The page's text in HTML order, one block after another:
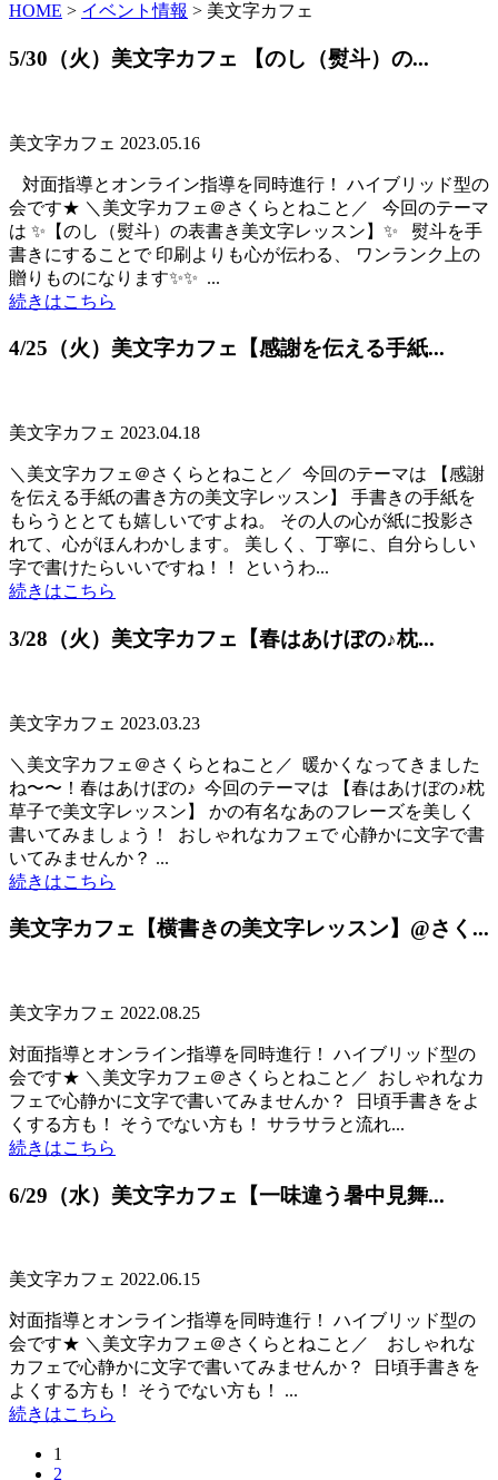
HOME > イベント情報 > 美文字カフェ
5/30（火）美文字カフェ 【のし（熨斗）の...
美文字カフェ 2023.05.16
⁡ ⁡ ⁡ 対面指導とオンライン指導を同時進行！ ハイブリッド型の
会です★ ＼美文字カフェ＠さくらとねこと／ ⁡ ⁡ 今回のテーマ
は ✨【のし（熨斗）の表書き美文字レッスン】✨ ⁡ ⁡ 熨斗を手
書きにすることで 印刷よりも心が伝わる、 ワンランク上の
贈りものになります✨✨ ⁡ ㅤㅤㅤㅤㅤㅤㅤㅤㅤㅤㅤ...
続きはこちら
4/25（火）美文字カフェ【感謝を伝える手紙...
美文字カフェ 2023.04.18
＼美文字カフェ＠さくらとねこと／ ⁡ 今回のテーマは 【感謝
を伝える手紙の書き方の美文字レッスン】 手書きの手紙を
もらうととても嬉しいですよね。 その人の心が紙に投影さ
れて、心がほんわかします。 美しく、丁寧に、自分らしい
字で書けたらいいですね！！ㅤㅤㅤㅤㅤㅤㅤㅤㅤㅤㅤㅤㅤㅤㅤㅤㅤㅤㅤㅤㅤ というわ...
続きはこちら
3/28（火）美文字カフェ【春はあけぼの♪枕...
美文字カフェ 2023.03.23
＼美文字カフェ＠さくらとねこと／ ⁡ 暖かくなってきました
ね〜〜！春はあけぼの♪ ⁡ 今回のテーマは 【春はあけぼの♪枕
草子で美文字レッスン】 かの有名なあのフレーズを美しく
書いてみましょう！ ㅤㅤㅤㅤㅤㅤㅤㅤㅤㅤㅤㅤㅤㅤㅤㅤㅤㅤㅤㅤㅤ おしゃれなカフェで 心静かに文字で書
いてみませんか？ ㅤㅤㅤ...
続きはこちら
美文字カフェ【横書きの美文字レッスン】@さく...
美文字カフェ 2022.08.25
対面指導とオンライン指導を同時進行！ ハイブリッド型の
会です★ ＼美文字カフェ＠さくらとねこと／ ㅤㅤㅤㅤㅤㅤㅤㅤㅤㅤㅤㅤㅤㅤㅤㅤㅤㅤㅤㅤㅤ おしゃれなカ
フェで心静かに文字で書いてみませんか？ ㅤㅤㅤㅤㅤㅤㅤㅤㅤㅤㅤㅤㅤㅤㅤㅤㅤㅤㅤㅤㅤ 日頃手書きをよ
くする方も！ そうでない方も！ サラサラと流れ...
続きはこちら
6/29（水）美文字カフェ【一味違う暑中見舞...
美文字カフェ 2022.06.15
対面指導とオンライン指導を同時進行！ ハイブリッド型の
会です★ ＼美文字カフェ＠さくらとねこと／ ㅤㅤㅤㅤㅤㅤㅤㅤㅤㅤㅤㅤㅤㅤㅤㅤㅤㅤㅤㅤㅤ おしゃれな
カフェで心静かに文字で書いてみませんか？ ㅤㅤㅤㅤㅤㅤㅤㅤㅤㅤㅤㅤㅤㅤㅤㅤㅤㅤㅤㅤㅤ 日頃手書きを
よくする方も！ そうでない方も！ ...
続きはこちら
1
2